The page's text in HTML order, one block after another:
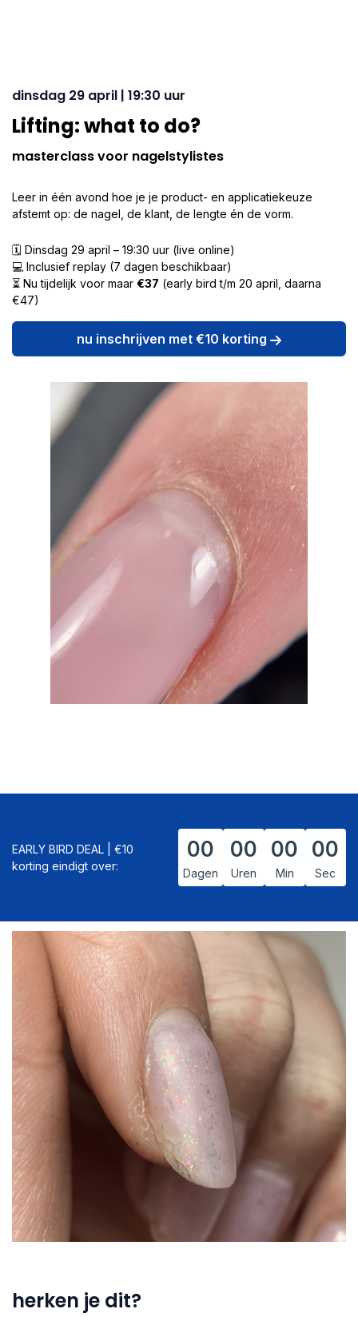
dinsdag 29 april | 19:30 uur
Lifting: what to do?
masterclass voor nagelstylistes
Leer in één avond hoe je je product- en applicatiekeuze
afstemt op: de nagel, de klant, de lengte én de vorm.
🗓️ Dinsdag 29 april – 19:30 uur (live online)
💻 Inclusief replay (7 dagen beschikbaar)
⏳ Nu tijdelijk voor maar €37 (early bird t/m 20 april, daarna
€47)
nu inschrijven met €10 korting
EARLY BIRD DEAL | €10
korting eindigt over:
00
Dagen
00
Uren
00
Min
00
Sec
herken je dit?